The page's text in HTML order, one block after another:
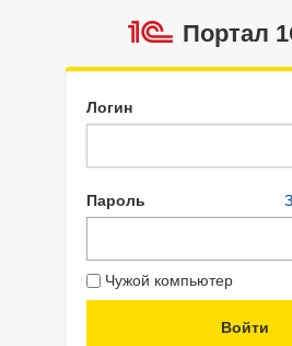
Портал
Логин
Пароль
Чужой компьютер